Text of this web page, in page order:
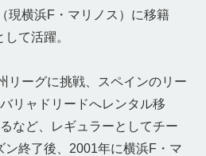
現横浜F・マリノス）に移籍
て活躍。
リーグに挑戦、スペインのリー
リャドリードへレンタル移
など、レギュラーとしてチー
ン終了後、2001年に横浜F・マ